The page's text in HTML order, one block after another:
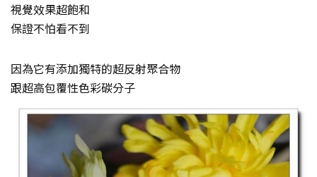
視覺效果超飽和
保證不怕看不到
因為它有添加獨特的超反射聚合物
跟超高包覆性色彩碳分子